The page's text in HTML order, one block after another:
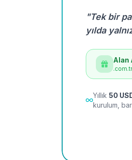
"Tek bir
yılda
Alan
Yıllık 50
kurulum,